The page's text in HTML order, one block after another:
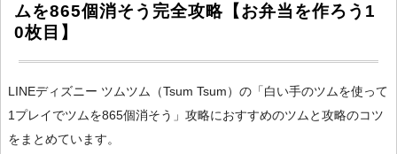
ムを865個消そう完全攻略【お弁当を作ろう1
0枚目】
LINEディズニー ツムツム（Tsum Tsum）の「白い手のツムを使って
1プレイでツムを865個消そう」攻略におすすめのツムと攻略のコツ
をまとめています。